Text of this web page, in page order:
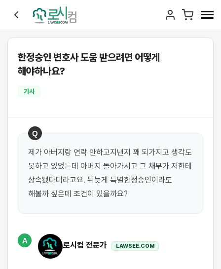
한정승인 변호사 도움 받으려면 어떻게
해야하나요?
가사
Q
제가 아버지랑 연락 안하고지낸지 꽤 되가지고 생각도
못하고 있었는데 아버지 돌아가시고 그 채무가 저한테
상속됐다더라고요. 뒤늦게 특별한정승인이라도
해볼까 싶은데 조건이 있을까요?
A
로시컴 전문가 LAWSEE.COM